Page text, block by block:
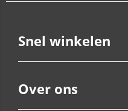
Snel winkelen
Over ons